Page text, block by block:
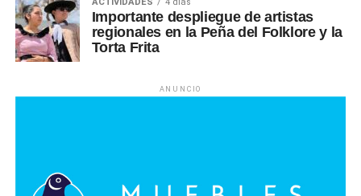
Importante despliegue de artistas
regionales en la Peña del Folklore y la
Torta Frita
ANUNCIO